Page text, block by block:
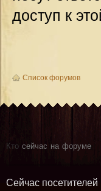
доступ к
Список форумов
Кто сейчас на форуме
Сейчас